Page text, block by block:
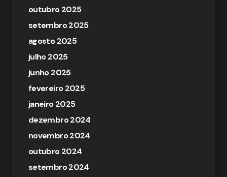
outubro 2025
setembro 2025
agosto 2025
julho 2025
junho 2025
fevereiro 2025
janeiro 2025
dezembro 2024
novembro 2024
outubro 2024
setembro 2024